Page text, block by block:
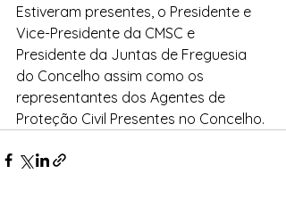
Estiveram presentes, o Presidente e
Vice-Presidente da CMSC e
Presidente da Juntas de Freguesia
do Concelho assim como os
representantes dos Agentes de
Proteção Civil Presentes no Concelho.